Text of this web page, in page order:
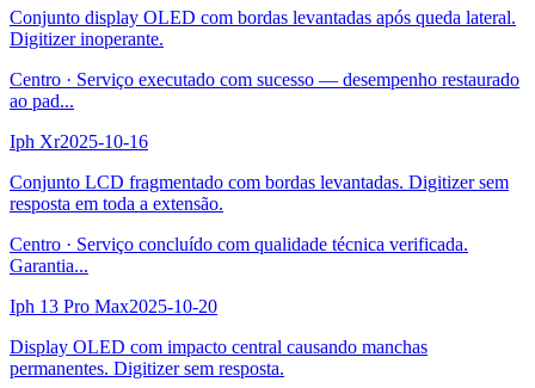
Conjunto display OLED com bordas levantadas após queda lateral.
Digitizer inoperante.
Centro · Serviço executado com sucesso — desempenho restaurado
ao pad...
Iph Xr2025-10-16
Conjunto LCD fragmentado com bordas levantadas. Digitizer sem
resposta em toda a extensão.
Centro · Serviço concluído com qualidade técnica verificada.
Garantia...
Iph 13 Pro Max2025-10-20
Display OLED com impacto central causando manchas
permanentes. Digitizer sem resposta.